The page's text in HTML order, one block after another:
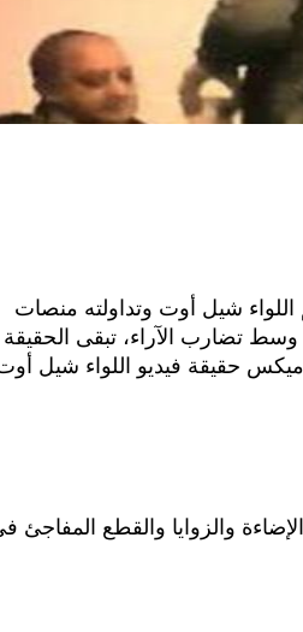
شيل أوت وتداولته منصات
تضارب الآراء، تبقى الحقيقة
حقيقة فيديو اللواء شيل
والزوايا والقطع المفاجئ